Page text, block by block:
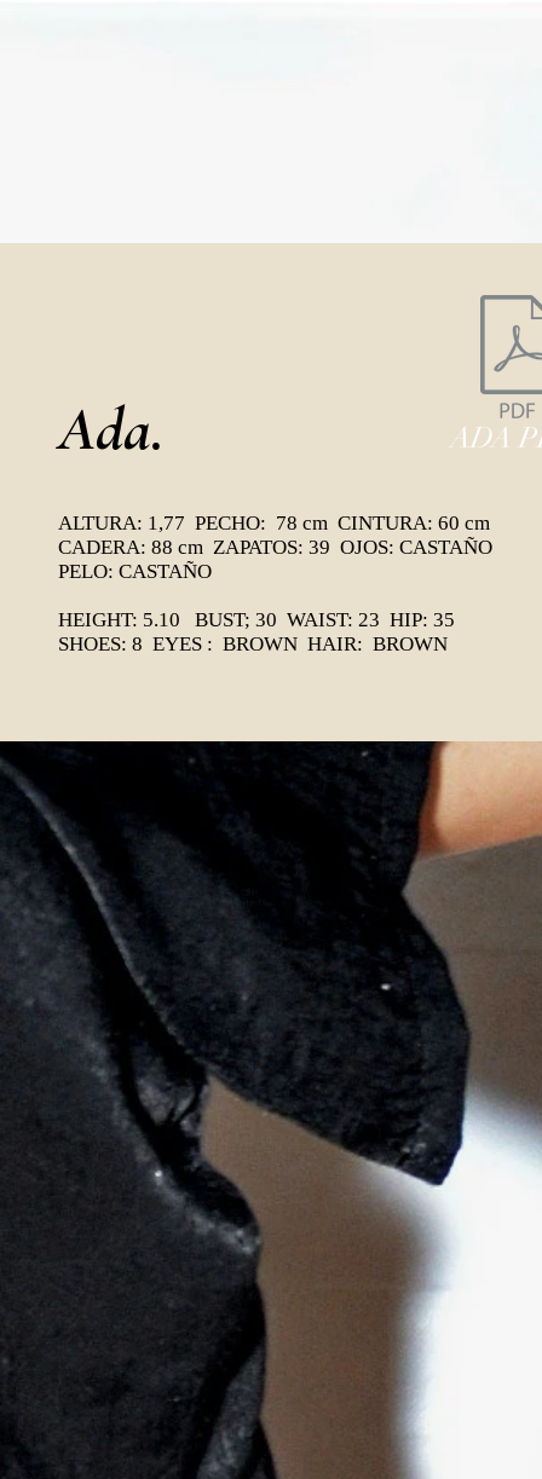
Ada. ADA
ALTURA: 1,77 PECHO: 78 cm CINTURA: 60 cm
CADERA: 88 cm ZAPATOS: 39 OJOS: CASTAÑO
PELO: CASTAÑO
HEIGHT: 5.10 BUST; 30 WAIST: 23 HIP: 35
SHOES: 8 EYES : BROWN HAIR: BROWN